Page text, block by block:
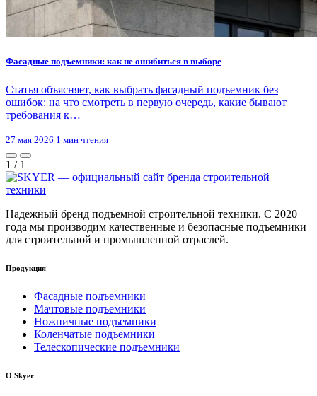
Фасадные подъемники: как не ошибиться в выборе
Статья объясняет, как выбрать фасадный подъемник без
ошибок: на что смотреть в первую очередь, какие бывают
требования к…
27 мая 2026 1 мин чтения
1 / 1
Надежный бренд подъемной строительной техники. С 2020
года мы производим качественные и безопасные подъемники
для строительной и промышленной отраслей.
Продукция
Фасадные подъемники
Мачтовые подъемники
Ножничные подъемники
Коленчатые подъемники
Телескопические подъемники
О Skyer